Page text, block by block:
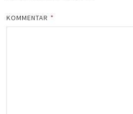
KOMMENTAR *